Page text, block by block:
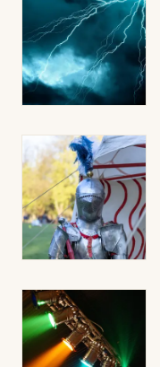
Mon email